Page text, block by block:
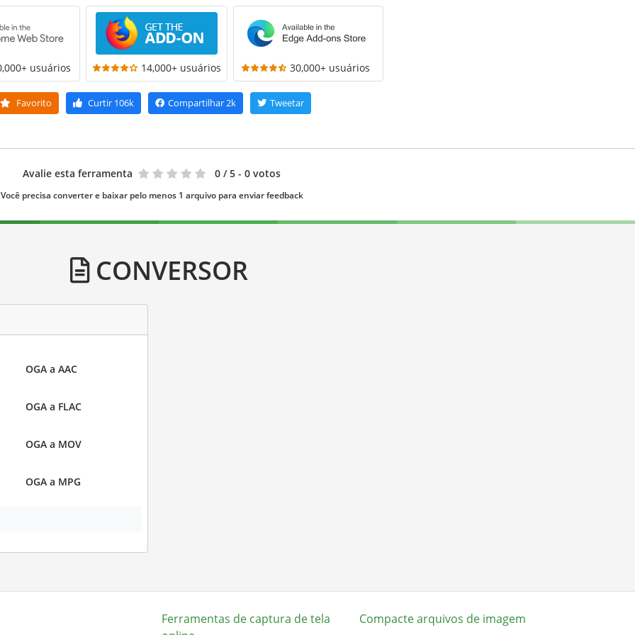
usuários 14,000+ usuários 30,000+ usuários
Favorito Curtir106k Compartilhar2k Tweetar
Avalie esta ferramenta 0 / 5 - 0 votos
Você precisa converter e baixar pelo menos 1 arquivo para enviar feedback
CONVERSOR
OGA a AAC
OGA a FLAC
OGA a MOV
OGA a MPG
Ferramentas de captura de tela
Compacte arquivos de imagem